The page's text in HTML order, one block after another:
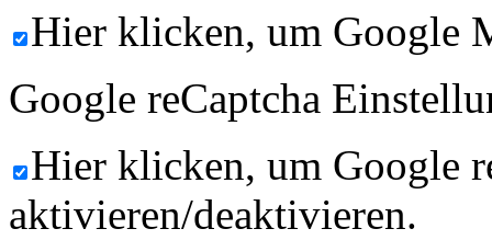
Hier klicken, um Google
Google reCaptcha
Hier klicken, um Google
aktivieren/deaktivieren.